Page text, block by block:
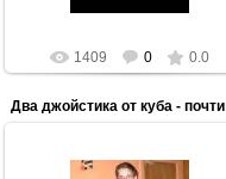
1409 0 0.0
13.03.2012